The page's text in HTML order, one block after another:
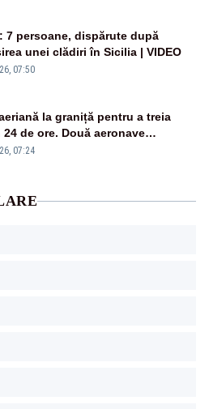
7 persoane, dispărute după
unei clădiri în Sicilia | VIDEO
07:50
la graniță pentru a treia
24 de ore. Două aeronave
britanice au fost ridicate de la
07:24